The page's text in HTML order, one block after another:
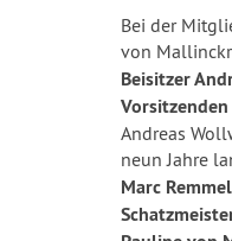
Bei der
von
Beisitzer
Andreas
neun Jahre
Marc